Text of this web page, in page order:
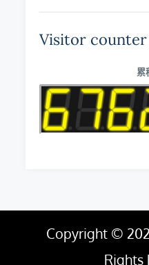
Visitor counter
累
Copyright ©
Rights